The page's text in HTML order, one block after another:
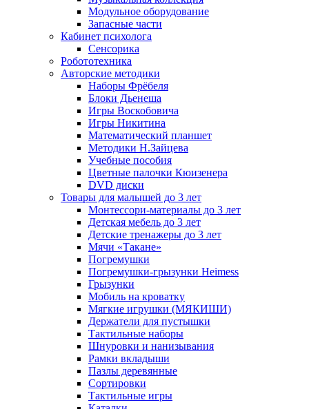
Модульное оборудование
Запасные части
Кабинет психолога
Сенсорика
Робототехника
Авторские методики
Наборы Фрёбеля
Блоки Дьенеша
Игры Воскобовича
Игры Никитина
Математический планшет
Методики Н.Зайцева
Учебные пособия
Цветные палочки Кюизенера
DVD диски
Товары для малышей до 3 лет
Монтессори-материалы до 3 лет
Детская мебель до 3 лет
Детские тренажеры до 3 лет
Мячи «Такане»
Погремушки
Погремушки-грызунки Heimess
Грызунки
Мобиль на кроватку
Мягкие игрушки (МЯКИШИ)
Держатели для пустышки
Тактильные наборы
Шнуровки и нанизывания
Рамки вкладыши
Пазлы деревянные
Сортировки
Тактильные игры